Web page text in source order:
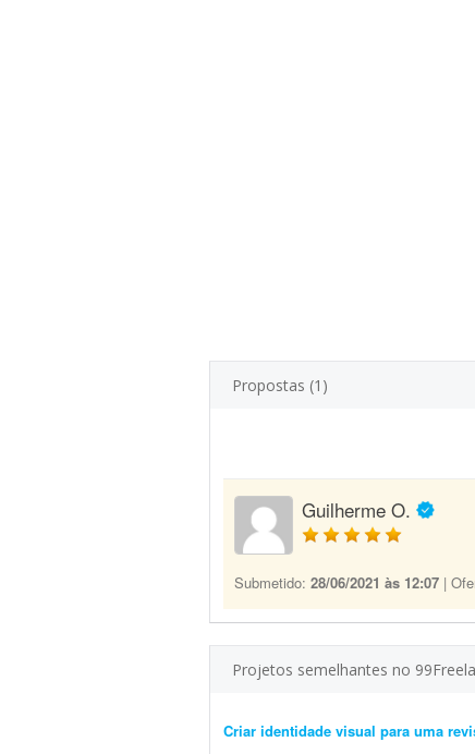
Propostas (1)
Guilherme O.
Submetido: 28/06/2021 às 12:07 |
Projetos semelhantes no
Criar identidade visual para uma